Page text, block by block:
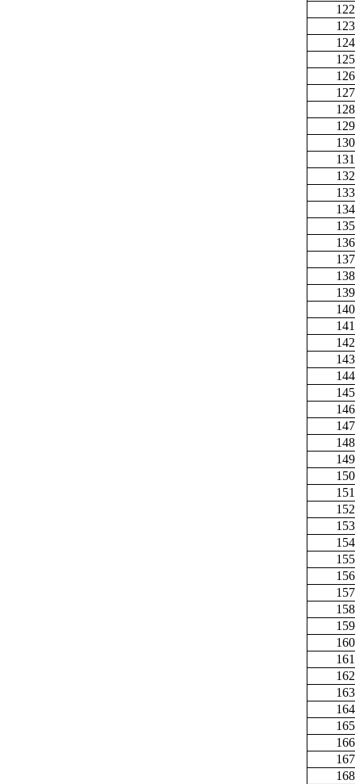
122
123
124
125
126
127
128
129
130
131
132
133
134
135
136
137
138
139
140
141
142
143
144
145
146
147
148
149
150
151
152
153
154
155
156
157
158
159
160
161
162
163
164
165
166
167
168